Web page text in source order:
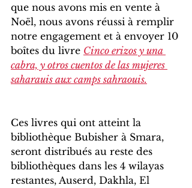
que nous avons mis en vente à
Noël, nous avons réussi à remplir
notre engagement et à envoyer 10
boîtes du livre Cinco erizos y una
cabra, y otros cuentos de las mujeres
saharauis aux camps sahraouis.
Ces livres qui ont atteint la
bibliothèque Bubisher à Smara,
seront distribués au reste des
bibliothèques dans les 4 wilayas
restantes, Auserd, Dakhla, El